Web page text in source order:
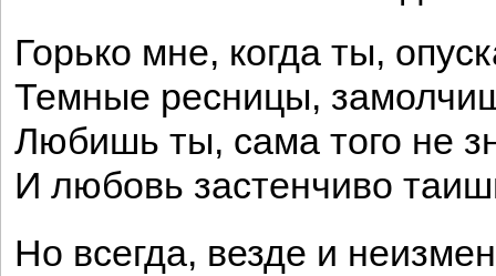
Горько мне, когда ты,
Темные ресницы,
Любишь ты, сама того не
И любовь застенчиво
Но всегда, везде и